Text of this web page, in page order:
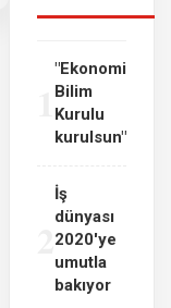
"Ekonomi
Bilim
Kurulu
kurulsun"
İş
dünyası
2020'ye
umutla
bakıyor